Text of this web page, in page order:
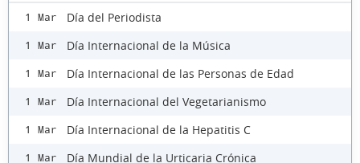
1 Mar Día del Periodista
1 Mar Día Internacional de la Música
1 Mar Día Internacional de las Personas de Edad
1 Mar Día Internacional del Vegetarianismo
1 Mar Día Internacional de la Hepatitis C
1 Mar Día Mundial de la Urticaria Crónica